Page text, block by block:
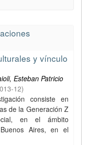
y vínculo
Esteban Patricio
12)
consiste en
de la Generación Z
en el ámbito
Aires, en el